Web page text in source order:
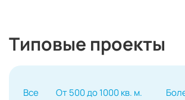
Типовые проекты
Все От 500 до 1000 кв. м.